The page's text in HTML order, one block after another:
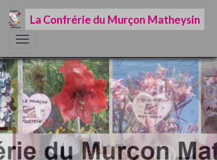
La Confrérie du Murçon Matheysin